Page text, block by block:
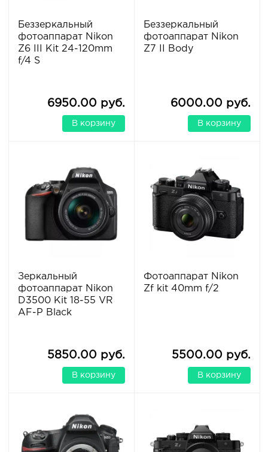
Беззеркальный
фотоаппарат Nikon
Z6 III Kit 24-120mm
f/4 S
6950.00 руб.
В корзину
Беззеркальный
фотоаппарат Nikon
Z7 II Body
6000.00 руб.
В корзину
Зеркальный
фотоаппарат Nikon
D3500 Kit 18-55 VR
AF-P Black
5850.00 руб.
В корзину
Фотоаппарат Nikon
Zf kit 40mm f/2
5500.00 руб.
В корзину